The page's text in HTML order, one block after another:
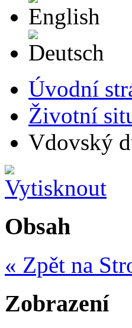
Úvodní
Životní
Vdovský
Obsah
« Zpět na
Zobrazení